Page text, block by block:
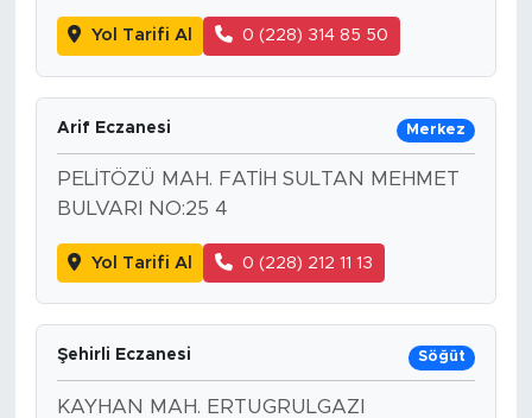
Yol Tarifi Al 0 (228) 314 85 50
Arif Eczanesi Merkez
PELİTÖZÜ MAH. FATİH SULTAN MEHMET
BULVARI NO:25 4
Yol Tarifi Al 0 (228) 212 11 13
Şehirli Eczanesi Söğüt
KAYHAN MAH. ERTUGRULGAZI